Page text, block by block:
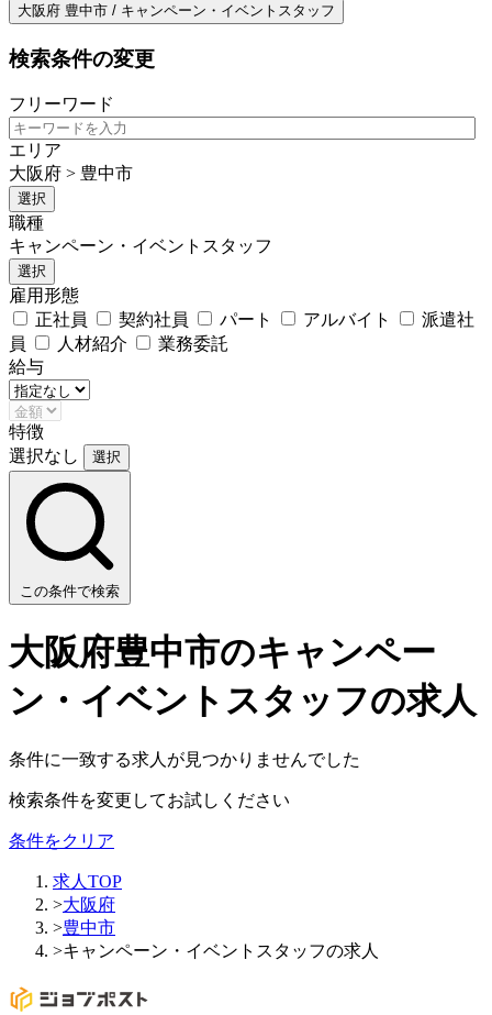
大阪府 豊中市 / キャンペーン・イベントスタッフ
検索条件の変更
フリーワード
エリア
大阪府 > 豊中市
選択
職種
キャンペーン・イベントスタッフ
選択
雇用形態
正社員
契約社員 パート アルバイト
派遣社
員
人材紹介
業務委託
給与
特徴
選択なし
選択
この条件で検索
大阪府豊中市のキャンペー
ン・イベントスタッフの求人
条件に一致する求人が見つかりませんでした
検索条件を変更してお試しください
条件をクリア
求人TOP
>大阪府
>豊中市
>キャンペーン・イベントスタッフの求人